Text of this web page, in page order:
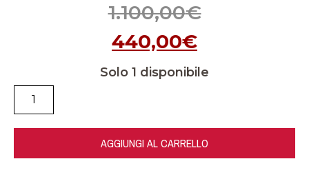
1.100,00€
440,00€
Solo 1 disponibile
AGGIUNGI AL CARRELLO